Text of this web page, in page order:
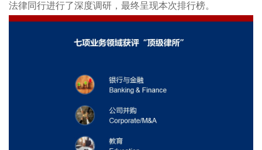
法律同行进行了深度调研，最终呈现本次排行榜。